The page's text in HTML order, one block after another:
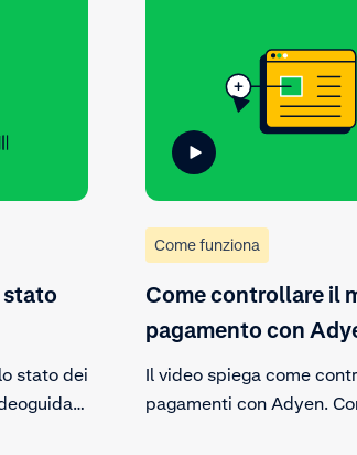
stato
stato dei
Come funziona
Come controllare il
pagamento con
Il video spiega come
pagamenti con Adyen.